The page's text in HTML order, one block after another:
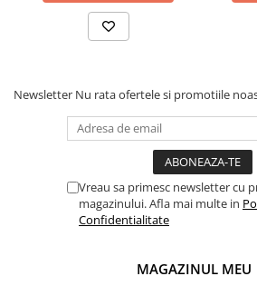
Newsletter Nu rata ofertele si promotiile
Vreau sa primesc newsletter cu
magazinului. Afla mai multe in
Confidentialitate
MAGAZINUL MEU